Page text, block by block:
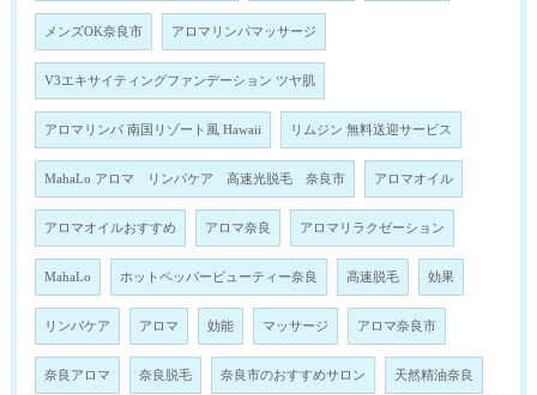
メンズOK奈良市 アロマリンパマッサージ
V3エキサイティングファンデーション ツヤ肌
アロマリンパ 南国リゾート風 Hawaii リムジン 無料送迎サービス
MahaLo アロマ リンパケア 高速光脱毛 奈良市 アロマオイル
アロマオイルおすすめ アロマ奈良 アロマリラクゼーション
MahaLo ホットペッパービューティー奈良 高速脱毛 効果
リンパケア アロマ 効能 マッサージ アロマ奈良市
奈良アロマ 奈良脱毛 奈良市のおすすめサロン 天然精油奈良